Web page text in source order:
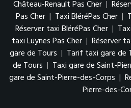
Château-Renault Pas Cher |
Pas Cher | Taxi BléréPas Cher |
Réserver taxi BléréPas Cher |
taxi Luynes Pas Cher | Réserver
gare de Tours | Tarif taxi gare de
de Tours | Taxi gare de Saint-
gare de Saint-Pierre-des-Corps |
Pierre-des-